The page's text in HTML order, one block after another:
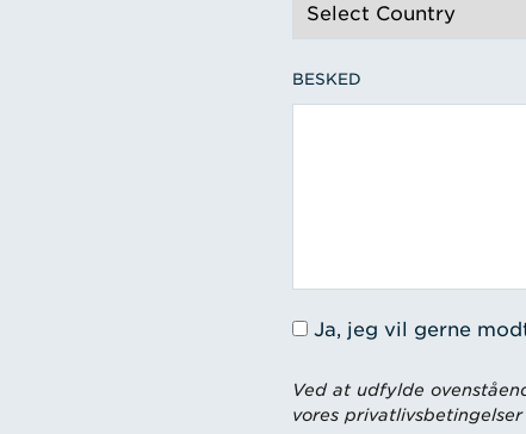
BESKED
Ja, jeg vil gerne
Ved at udfylde
vores